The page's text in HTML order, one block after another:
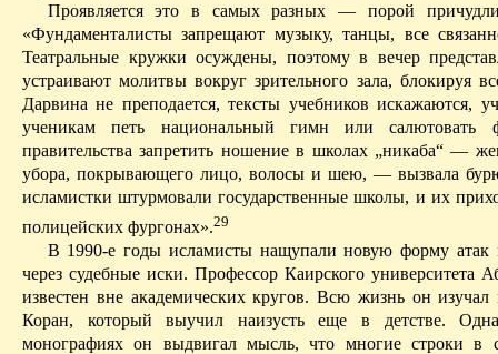
Проявляется это в самых разных — порой
«Фундаменталисты запрещают музыку, танцы, все
Театральные кружки осуждены, поэтому в вечер
устраивают молитвы вокруг зрительного зала, блокируя
Дарвина не преподается, тексты учебников искажаются,
ученикам петь национальный гимн или салютовать
правительства запретить ношение в школах „никаба“ —
убора, покрывающего лицо, волосы и шею, — вызвала
исламистки штурмовали государственные школы, и их
полицейских фургонах».29
В 1990-е годы исламисты нащупали новую форму
через судебные иски. Профессор Каирского университета
известен вне академических кругов. Всю жизнь он изучал
Коран, который выучил наизусть еще в детстве.
монографиях он выдвигал мысль, что многие строки в